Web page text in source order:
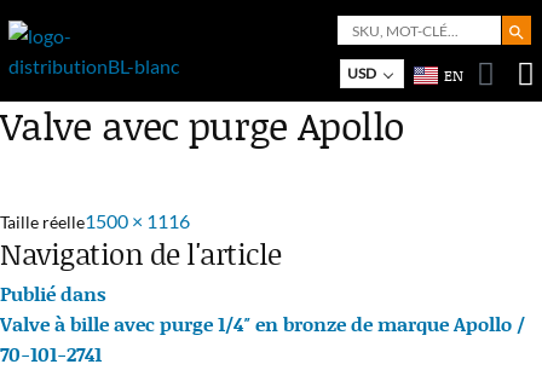
Search
for:
Search
USD EN
Valve avec purge Apollo
Taille réelle1500 × 1116
Navigation de l'article
Publié dans
Valve à bille avec purge 1/4″ en bronze de marque Apollo /
70-101-2741